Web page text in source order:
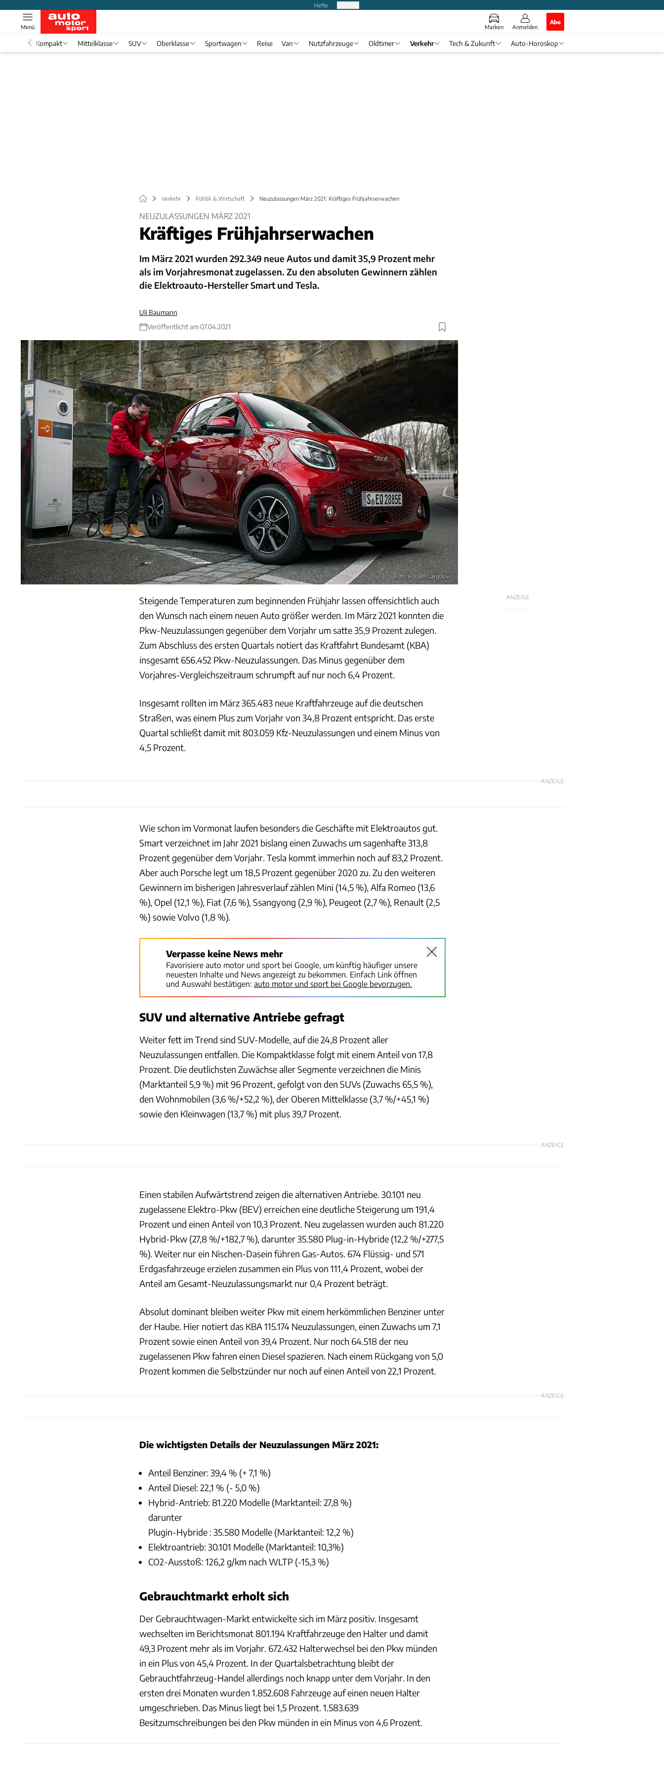
Hefte
Marken Anmelden
Abo
Menü
Kompakt Mittelklasse SUV Oberklasse Sportwagen Reise Van Nutzfahrzeuge Oldtimer Verkehr Tech & Zukunft Auto-Horoskop
Verkehr Politik & Wirtschaft Neuzulassungen März 2021: Kräftiges Frühjahrserwachen
NEUZULASSUNGEN MÄRZ 2021
Kräftiges Frühjahrserwachen
Im März 2021 wurden 292.349 neue Autos und damit 35,9 Prozent mehr
als im Vorjahresmonat zugelassen. Zu den absoluten Gewinnern zählen
die Elektroauto-Hersteller Smart und Tesla.
Uli Baumann
Veröffentlicht am 07.04.2021
Foto: Rossen Gargolov
ANZEIGE
Steigende Temperaturen zum beginnenden Frühjahr lassen offensichtlich auch
den Wunsch nach einem neuen Auto größer werden. Im März 2021 konnten die
Pkw-Neuzulassungen gegenüber dem Vorjahr um satte 35,9 Prozent zulegen.
Zum Abschluss des ersten Quartals notiert das Kraftfahrt Bundesamt (KBA)
insgesamt 656.452 Pkw-Neuzulassungen. Das Minus gegenüber dem
Vorjahres-Vergleichszeitraum schrumpft auf nur noch 6,4 Prozent.
Insgesamt rollten im März 365.483 neue Kraftfahrzeuge auf die deutschen
Straßen, was einem Plus zum Vorjahr von 34,8 Prozent entspricht. Das erste
Quartal schließt damit mit 803.059 Kfz-Neuzulassungen und einem Minus von
4,5 Prozent.
ANZEIGE
Wie schon im Vormonat laufen besonders die Geschäfte mit Elektroautos gut.
Smart verzeichnet im Jahr 2021 bislang einen Zuwachs um sagenhafte 313,8
Prozent gegenüber dem Vorjahr. Tesla kommt immerhin noch auf 83,2 Prozent.
Aber auch Porsche legt um 18,5 Prozent gegenüber 2020 zu. Zu den weiteren
Gewinnern im bisherigen Jahresverlauf zählen Mini (14,5 %), Alfa Romeo (13,6
%), Opel (12,1 %), Fiat (7,6 %), Ssangyong (2,9 %), Peugeot (2,7 %), Renault (2,5
%) sowie Volvo (1,8 %).
Verpasse keine News mehr
Favorisiere auto motor und sport bei Google, um künftig häufiger unsere
neuesten Inhalte und News angezeigt zu bekommen. Einfach Link öffnen
und Auswahl bestätigen: auto motor und sport bei Google bevorzugen.
SUV und alternative Antriebe gefragt
Weiter fett im Trend sind SUV-Modelle, auf die 24,8 Prozent aller
Neuzulassungen entfallen. Die Kompaktklasse folgt mit einem Anteil von 17,8
Prozent. Die deutlichsten Zuwächse aller Segmente verzeichnen die Minis
(Marktanteil 5,9 %) mit 96 Prozent, gefolgt von den SUVs (Zuwachs 65,5 %),
den Wohnmobilen (3,6 %/+52,2 %), der Oberen Mittelklasse (3,7 %/+45,1 %)
sowie den Kleinwagen (13,7 %) mit plus 39,7 Prozent.
ANZEIGE
Einen stabilen Aufwärtstrend zeigen die alternativen Antriebe. 30.101 neu
zugelassene Elektro-Pkw (BEV) erreichen eine deutliche Steigerung um 191,4
Prozent und einen Anteil von 10,3 Prozent. Neu zugelassen wurden auch 81.220
Hybrid-Pkw (27,8 %/+182,7 %), darunter 35.580 Plug-in-Hybride (12,2 %/+277,5
%). Weiter nur ein Nischen-Dasein führen Gas-Autos. 674 Flüssig- und 571
Erdgasfahrzeuge erzielen zusammen ein Plus von 111,4 Prozent, wobei der
Anteil am Gesamt-Neuzulassungsmarkt nur 0,4 Prozent beträgt.
Absolut dominant bleiben weiter Pkw mit einem herkömmlichen Benziner unter
der Haube. Hier notiert das KBA 115.174 Neuzulassungen, einen Zuwachs um 7,1
Prozent sowie einen Anteil von 39,4 Prozent. Nur noch 64.518 der neu
zugelassenen Pkw fahren einen Diesel spazieren. Nach einem Rückgang von 5,0
Prozent kommen die Selbstzünder nur noch auf einen Anteil von 22,1 Prozent.
ANZEIGE
Die wichtigsten Details der Neuzulassungen März 2021:
Anteil Benziner: 39,4 % (+ 7,1 %)
Anteil Diesel: 22,1 % (- 5,0 %)
Hybrid-Antrieb: 81.220 Modelle (Marktanteil: 27,8 %)
darunter
Plugin-Hybride : 35.580 Modelle (Marktanteil: 12,2 %)
Elektroantrieb: 30.101 Modelle (Marktanteil: 10,3%)
CO2-Ausstoß: 126,2 g/km nach WLTP (-15,3 %)
Gebrauchtmarkt erholt sich
Der Gebrauchtwagen-Markt entwickelte sich im März positiv. Insgesamt
wechselten im Berichtsmonat 801.194 Kraftfahrzeuge den Halter und damit
49,3 Prozent mehr als im Vorjahr. 672.432 Halterwechsel bei den Pkw münden
in ein Plus von 45,4 Prozent. In der Quartalsbetrachtung bleibt der
Gebrauchtfahrzeug-Handel allerdings noch knapp unter dem Vorjahr. In den
ersten drei Monaten wurden 1.852.608 Fahrzeuge auf einen neuen Halter
umgeschrieben. Das Minus liegt bei 1,5 Prozent. 1.583.639
Besitzumschreibungen bei den Pkw münden in ein Minus von 4,6 Prozent.